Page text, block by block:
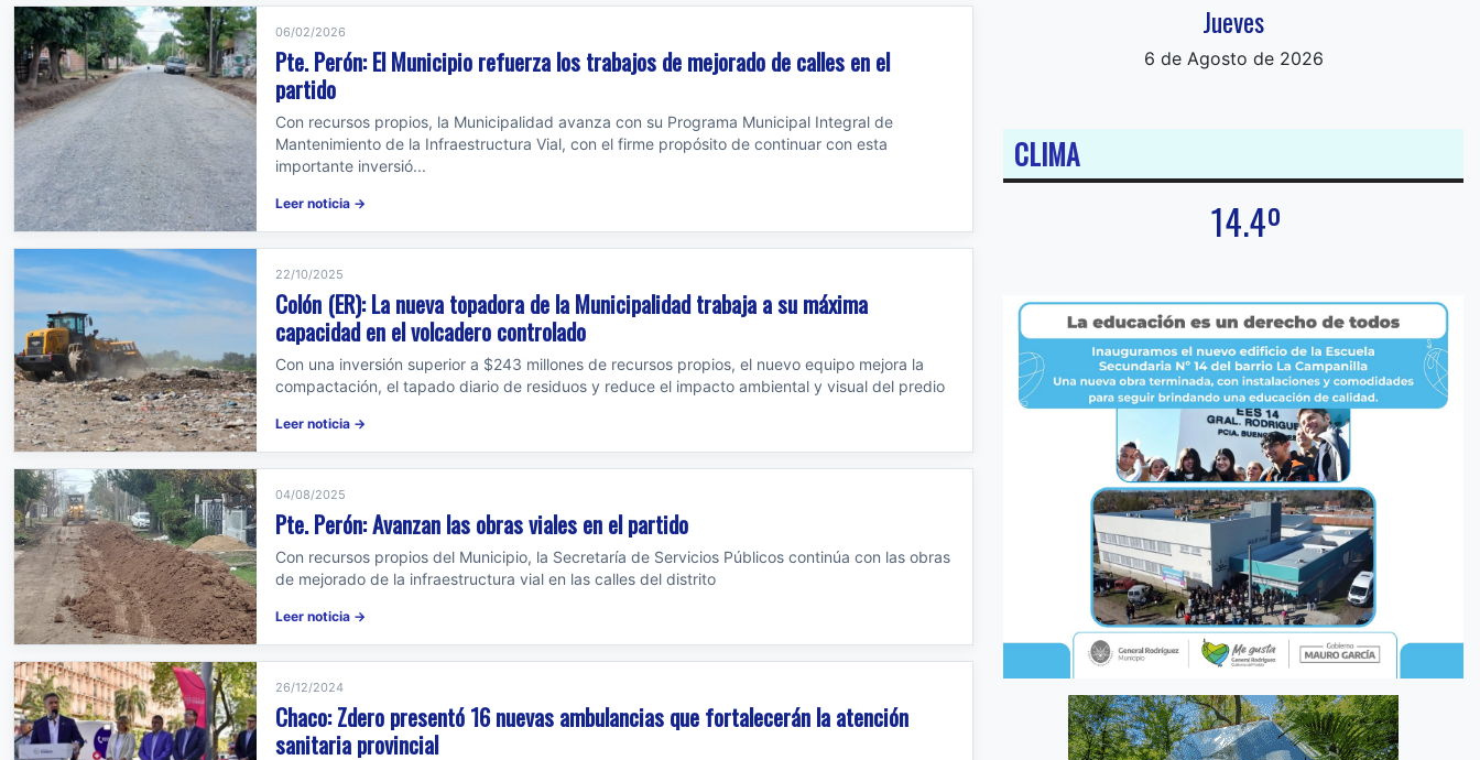
06/02/2026
Pte. Perón: El Municipio refuerza los trabajos de mejorado de calles en el
partido
Con recursos propios, la Municipalidad avanza con su Programa Municipal Integral de
Mantenimiento de la Infraestructura Vial, con el firme propósito de continuar con esta
importante inversió...
Leer noticia →
22/10/2025
Colón (ER): La nueva topadora de la Municipalidad trabaja a su máxima
capacidad en el volcadero controlado
Con una inversión superior a $243 millones de recursos propios, el nuevo equipo mejora la
compactación, el tapado diario de residuos y reduce el impacto ambiental y visual del predio
Leer noticia →
04/08/2025
Pte. Perón: Avanzan las obras viales en el partido
Con recursos propios del Municipio, la Secretaría de Servicios Públicos continúa con las obras
de mejorado de la infraestructura vial en las calles del distrito
Leer noticia →
26/12/2024
Chaco: Zdero presentó 16 nuevas ambulancias que fortalecerán la atención
sanitaria provincial
Jueves
6 de Agosto de 2026
CLIMA
14.4º